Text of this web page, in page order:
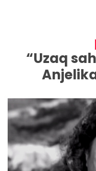
“Uzaq